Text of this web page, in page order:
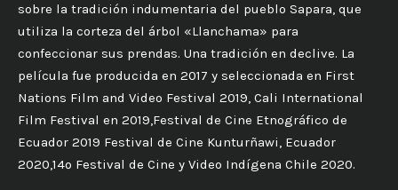
sobre la tradición indumentaria del pueblo Sapara, que
utiliza la corteza del árbol «Llanchama» para
confeccionar sus prendas. Una tradición en declive. La
película fue producida en 2017 y seleccionada en First
Nations Film and Video Festival 2019, Cali International
Film Festival en 2019,Festival de Cine Etnográfico de
Ecuador 2019 Festival de Cine Kunturñawi, Ecuador
2020,14º Festival de Cine y Video Indígena Chile 2020.